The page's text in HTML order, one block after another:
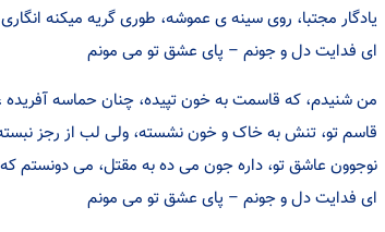
یادگار مجتبا، روی سینه ی عموشه، طوری گریه میکنه
ای فدایت دل و جونم – پای عشق تو می مونم
من شنیدم، که قاسمت به خون تپیده، چنان حماسه
قاسم تو، تنش به خاک و خون نشسته، ولی لب از رجز
نوجوون عاشق تو، داره جون می ده به مقتل، می دونستم
ای فدایت دل و جونم – پای عشق تو می مونم